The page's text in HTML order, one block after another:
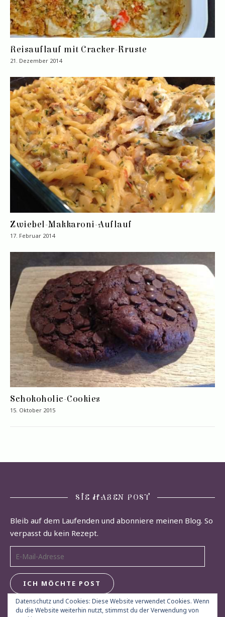
Reisauflauf mit Cracker-Kruste
21. Dezember 2014
Zwiebel-Makkaroni-Auflauf
17. Februar 2014
Schokoholic-Cookies
15. Oktober 2015
SIE HABEN POST
Bleib auf dem Laufenden und abonniere meinen Blog. So
verpasst du kein Rezept.
E-Mail-Adresse
ICH MÖCHTE POST
Datenschutz und Cookies: Diese Website verwendet Cookies. Wenn
du die Website weiterhin nutzt, stimmst du der Verwendung von